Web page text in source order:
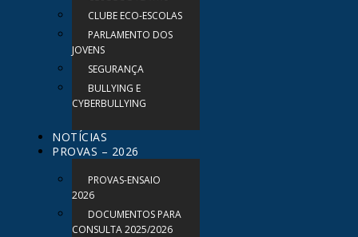
CLUBE ECO-ESCOLAS
PARLAMENTO DOS
JOVENS
SEGURANÇA
BULLYING E
CYBERBULLYING
NOTÍCIAS
PROVAS – 2026
PROVAS-ENSAIO
2026
DOCUMENTOS PARA
CONSULTA 2025/2026